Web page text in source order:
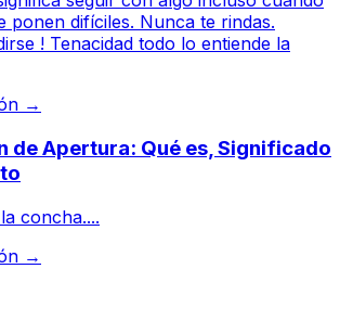
ponen difíciles. Nunca te rindas.
! Tenacidad todo lo entiende la
→
de Apertura: Qué es, Significado
concha....
→